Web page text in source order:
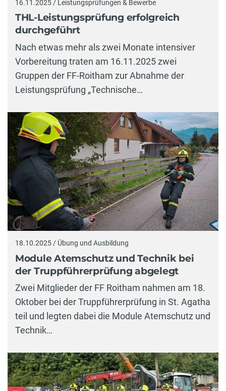
16.11.2025 / Leistungsprüfungen & Bewerbe
THL-Leistungsprüfung erfolgreich
durchgeführt
Nach etwas mehr als zwei Monate intensiver
Vorbereitung traten am 16.11.2025 zwei
Gruppen der FF-Roitham zur Abnahme der
Leistungsprüfung „Technische…
18.10.2025 / Übung und Ausbildung
Module Atemschutz und Technik bei
der Truppführerprüfung abgelegt
Zwei Mitglieder der FF Roitham nahmen am 18.
Oktober bei der Truppführerprüfung in St. Agatha
teil und legten dabei die Module Atemschutz und
Technik…